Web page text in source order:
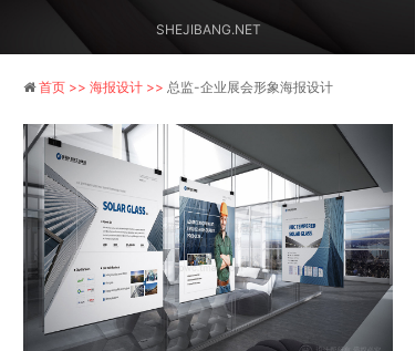
SHEJIBANG.NET
首页 >> 海报设计 >> 总监-企业展会形象海报设计